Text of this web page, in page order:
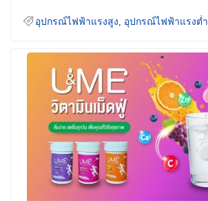
อุปกรณ์ไฟฟ้าแรงสูง อุปกรณ์ไฟฟ้าแรงต่ำ